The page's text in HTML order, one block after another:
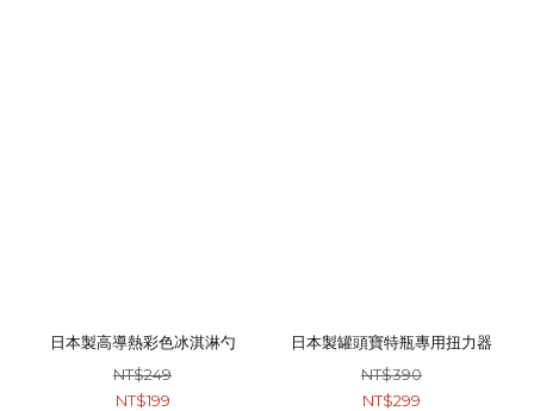
日本製高導熱彩色冰淇淋勺
NT$249
NT$199
日本製罐頭寶特瓶專用扭力器
NT$390
NT$299